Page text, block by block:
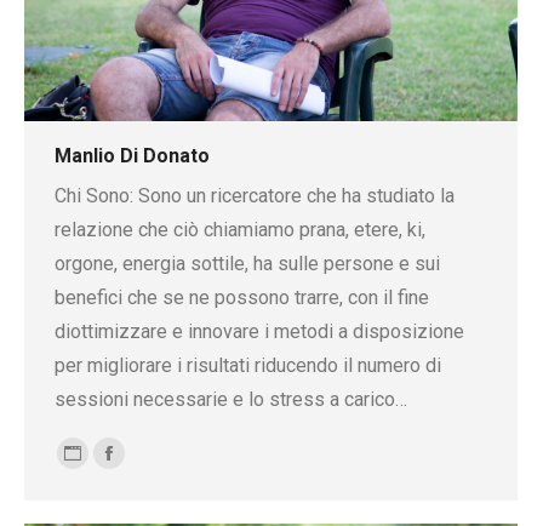
Manlio Di Donato
Chi Sono: Sono un ricercatore che ha studiato la
relazione che ciò chiamiamo prana, etere, ki,
orgone, energia sottile, ha sulle persone e sui
benefici che se ne possono trarre, con il fine
diottimizzare e innovare i metodi a disposizione
per migliorare i risultati riducendo il numero di
sessioni necessarie e lo stress a carico…
BlogFacebook